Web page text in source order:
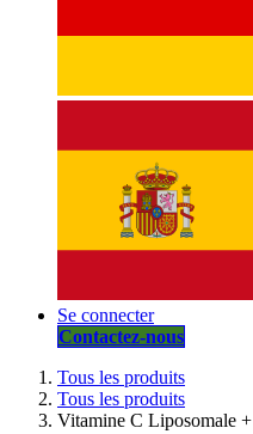
Se connecter
Contactez-nous
Tous les produits
Tous les produits
Vitamine C Liposomale +